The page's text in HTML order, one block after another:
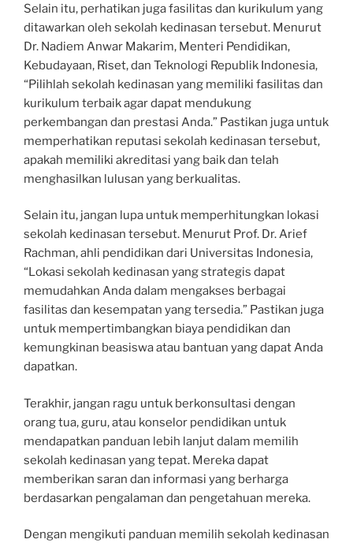
Selain itu, perhatikan juga fasilitas dan kurikulum yang
ditawarkan oleh sekolah kedinasan tersebut. Menurut
Dr. Nadiem Anwar Makarim, Menteri Pendidikan,
Kebudayaan, Riset, dan Teknologi Republik Indonesia,
“Pilihlah sekolah kedinasan yang memiliki fasilitas dan
kurikulum terbaik agar dapat mendukung
perkembangan dan prestasi Anda.” Pastikan juga untuk
memperhatikan reputasi sekolah kedinasan tersebut,
apakah memiliki akreditasi yang baik dan telah
menghasilkan lulusan yang berkualitas.
Selain itu, jangan lupa untuk memperhitungkan lokasi
sekolah kedinasan tersebut. Menurut Prof. Dr. Arief
Rachman, ahli pendidikan dari Universitas Indonesia,
“Lokasi sekolah kedinasan yang strategis dapat
memudahkan Anda dalam mengakses berbagai
fasilitas dan kesempatan yang tersedia.” Pastikan juga
untuk mempertimbangkan biaya pendidikan dan
kemungkinan beasiswa atau bantuan yang dapat Anda
dapatkan.
Terakhir, jangan ragu untuk berkonsultasi dengan
orang tua, guru, atau konselor pendidikan untuk
mendapatkan panduan lebih lanjut dalam memilih
sekolah kedinasan yang tepat. Mereka dapat
memberikan saran dan informasi yang berharga
berdasarkan pengalaman dan pengetahuan mereka.
Dengan mengikuti panduan memilih sekolah kedinasan